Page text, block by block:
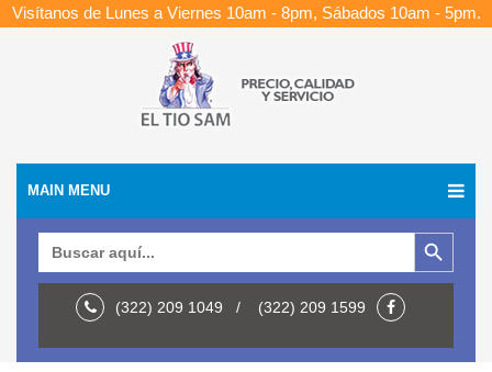
Visítanos de Lunes a Viernes 10am - 8pm, Sábados 10am - 5pm.
MAIN MENU
Botón de búsqueda
(322) 209 1049 / (322) 209 1599